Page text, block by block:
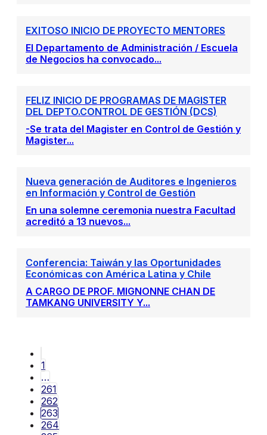
EXITOSO INICIO DE PROYECTO MENTORES
El Departamento de Administración / Escuela
de Negocios ha convocado...
FELIZ INICIO DE PROGRAMAS DE MAGISTER
DEL DEPTO.CONTROL DE GESTIÓN (DCS)
-Se trata del Magister en Control de Gestión y
Magister...
Nueva generación de Auditores e Ingenieros
en Información y Control de Gestión
En una solemne ceremonia nuestra Facultad
acreditó a 13 nuevos...
Conferencia: Taiwán y las Oportunidades
Económicas con América Latina y Chile
A CARGO DE PROF. MIGNONNE CHAN DE
TAMKANG UNIVERSITY Y...
1
…
261
262
263
264